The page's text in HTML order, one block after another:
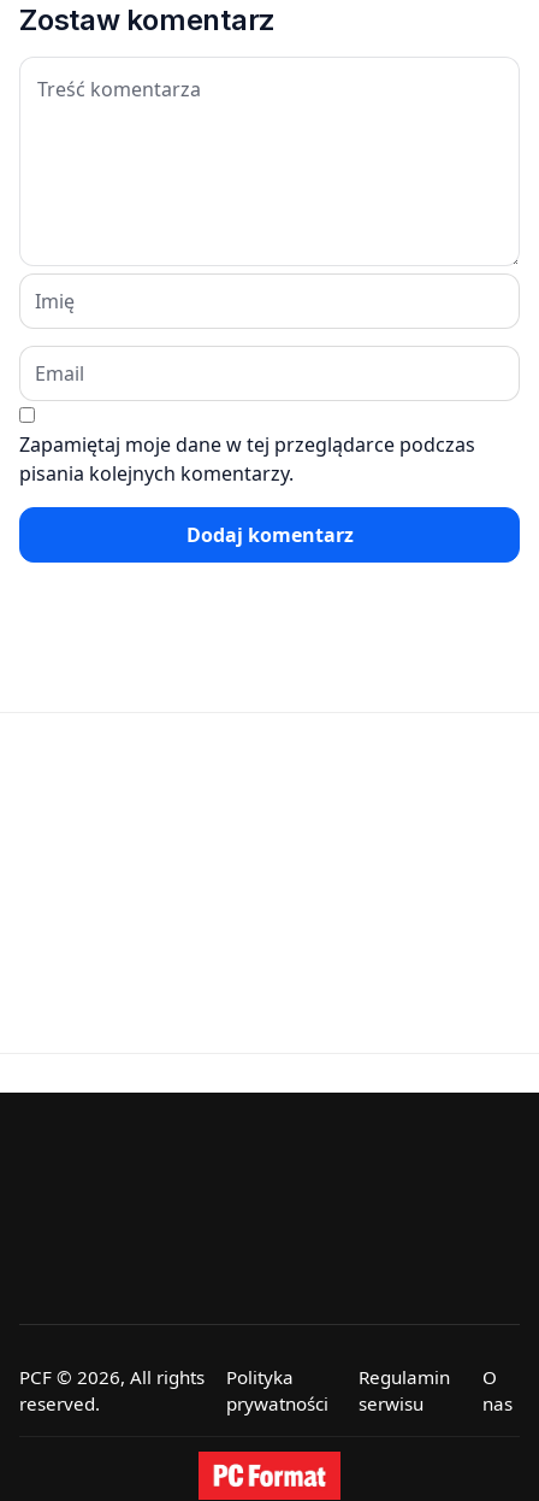
Zostaw komentarz
Zapamiętaj moje dane w tej przeglądarce podczas
pisania kolejnych komentarzy.
Dodaj komentarz
PCF © 2026, All rights
reserved.
Polityka
prywatności
Regulamin
serwisu
O
nas